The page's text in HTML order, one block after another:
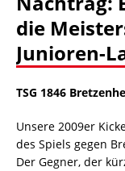
die
Junioren-
TSG 1846
Unsere 2009er
des Spiels gegen
Der Gegner, der